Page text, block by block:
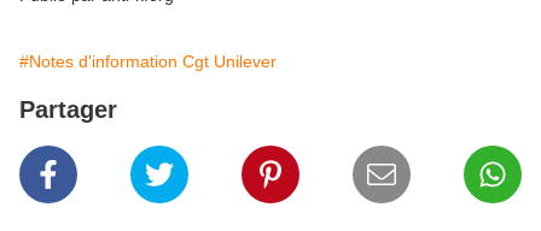
#Notes d'information Cgt Unilever
Partager